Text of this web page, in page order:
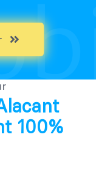
100%